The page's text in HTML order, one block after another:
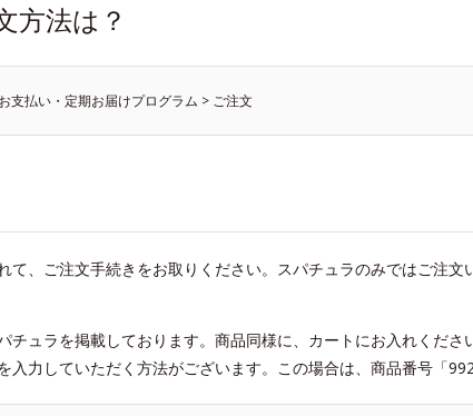
方法は？
支払い・定期お届けプログラム > ご注文
、ご注文手続きをお取りください。スパチュラのみではご注文
ュラを掲載しております。商品同様に、カートにお入れくださ
入力していただく方法がございます。この場合は、商品番号「